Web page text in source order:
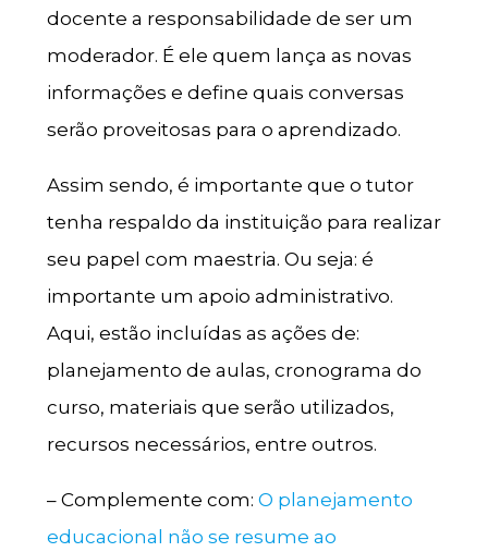
docente a responsabilidade de ser um
moderador. É ele quem lança as novas
informações e define quais conversas
serão proveitosas para o aprendizado.
Assim sendo, é importante que o tutor
tenha respaldo da instituição para realizar
seu papel com maestria. Ou seja: é
importante um apoio administrativo.
Aqui, estão incluídas as ações de:
planejamento de aulas, cronograma do
curso, materiais que serão utilizados,
recursos necessários, entre outros.
– Complemente com: O planejamento
educacional não se resume ao